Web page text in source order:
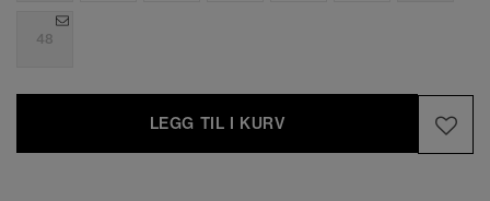
48
LEGG TIL I KURV